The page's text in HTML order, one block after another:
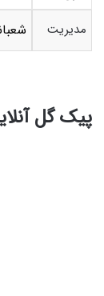
مدیریت
پیک گل